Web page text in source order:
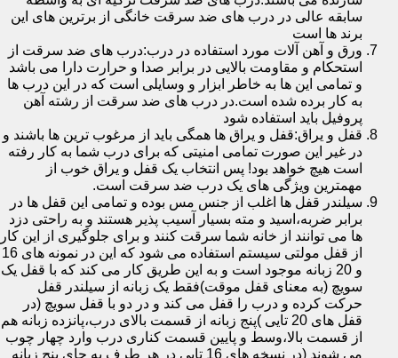
سابقه عالی در درب های ضد سرقت خانگی از برترین های این
برند ها است
ورق و آهن آلات مورد استفاده در درب:درب های ضد سرقت از
استحکام و مقاومت بالایی در برابر صدا و حرارت دارا می باشد
و تمامی این ها به خاطر ابزار و وسایلی است که در این درب ها
به کار برده شده است.در درب های ضد سرقت از رشته آهن
پروفیل باید استفاده شود
قفل و یراق:قفل و یراق ها همگی باید از مرغوب ترین ها باشند و
در غیر این صورت تمامی امنیتی که برای درب شما به کار رفته
است هیچ خواهد بود! پس انتخاب یک قفل و یراق خوب از
مهمترین ویژگی های یک درب ضد سرقت است.
سیلندر قفل ها اغلب از جنس مس بوده و تمامی این قفل ها در
برابر ضربه،اسید و مته بسیار آسیب پذیر هستند و به راحتی دزد
ها می توانند از خانه شما سرقت کنند و برای جلوگیری از این کار
از قفل مولتی سیستم استفاده می شود که این در نمونه های 16
و 20 زبانه موجود است و به این طریق کار می کند که با قفل یک
سویچ (به معنای قفل موقت)فقط یک زبانه از سیلندر قفل
حرکت کرده و درب را قفل می کند و در دو با قفل سویچ (در
قفل های 20 تایی )پنج زبانه از قسمت بالای درب،پانزده زبانه هم
از قسمت بالا،وسط و پایین قسمت کناری درب وارد چهار چوب
می شوند (در نسخه های 16 تایی در هر طرف به جای پنج زبانه